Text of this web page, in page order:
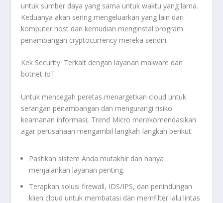
untuk sumber daya yang sama untuk waktu yang lama.
Keduanya akan sering mengeluarkan yang lain dari
komputer host dan kemudian menginstal program
penambangan cryptocurrency mereka sendiri.
Kek Security: Terkait dengan layanan malware dan
botnet IoT.
Untuk mencegah peretas menargetkan cloud untuk
serangan penambangan dan mengurangi risiko
keamanan informasi, Trend Micro merekomendasikan
agar perusahaan mengambil langkah-langkah berikut:
Pastikan sistem Anda mutakhir dan hanya
menjalankan layanan penting.
Terapkan solusi firewall, IDS/IPS, dan perlindungan
klien cloud untuk membatasi dan memfilter lalu lintas